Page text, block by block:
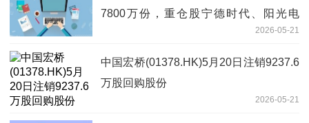
7800万份，重仓股宁德时代、阳光电
2026-05-21
中国宏桥(01378.HK)5月20日注销9237.6
万股回购股份
2026-05-21